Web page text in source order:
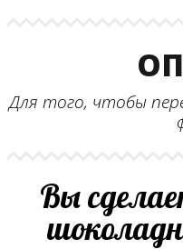
Для того, чтобы
Вы